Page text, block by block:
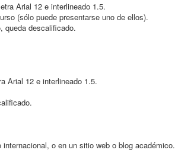
Arial 12 e interlineado 1.5.
(sólo puede presentarse uno de ellos).
queda descalificado.
Arial 12 e interlineado 1.5.
o en un sitio web o blog académico.